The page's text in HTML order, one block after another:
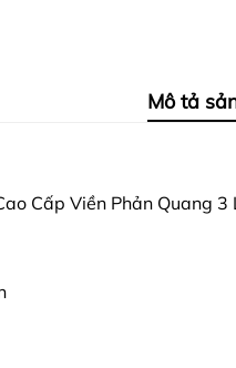
Mô tả
Cấp Viền Phản Quang